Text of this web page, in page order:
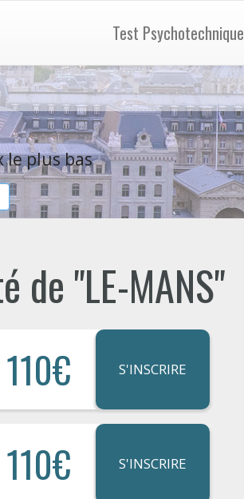
Test Psychotechnique
le plus bas
de "LE-MANS"
110€ S'INSCRIRE
110€ S'INSCRIRE